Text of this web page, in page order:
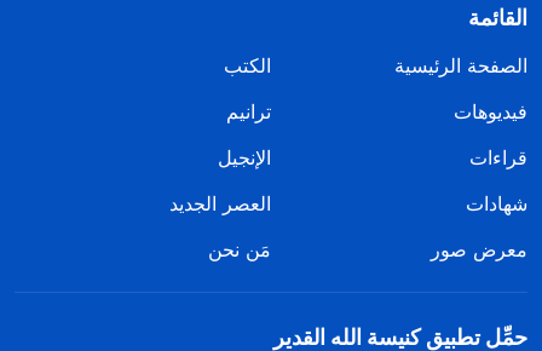
القائمة
الصفحة الرئيسية
الكتب
فيديوهات
ترانيم
قراءات
الإنجيل
شهادات
العصر الجديد
معرض صور
مَن نحن
حمِّل تطبيق كنيسة الله القدير